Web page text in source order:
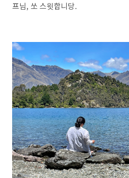
프님, 쏘 스윗합니당.